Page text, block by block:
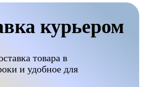
курьером
товара в
и удобное для